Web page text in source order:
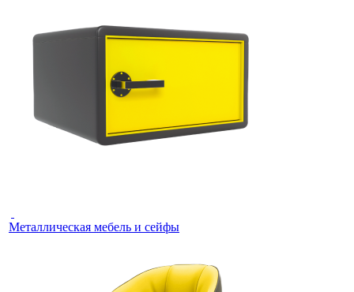
Металлическая мебель и сейфы